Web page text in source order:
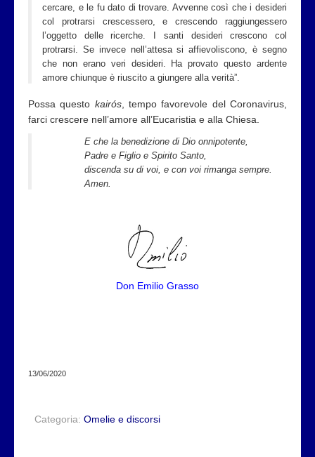
cercare, e le fu dato di trovare. Avvenne così che i desideri
col protrarsi crescessero, e crescendo raggiungessero
l’oggetto delle ricerche. I santi desideri crescono col
protrarsi. Se invece nell’attesa si affievoliscono, è segno
che non erano veri desideri. Ha provato questo ardente
amore chiunque è riuscito a giungere alla verità”.
Possa questo kairós, tempo favorevole del Coronavirus,
farci crescere nell’amore all’Eucaristia e alla Chiesa.
E che la benedizione di Dio onnipotente,
Padre e Figlio e Spirito Santo,
discenda su di voi, e con voi rimanga sempre.
Amen.
Don Emilio Grasso
13/06/2020
Categoria: Omelie e discorsi